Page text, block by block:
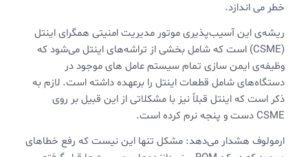
خطر می اندازد.
ریشه‌ی این آسیب‌پذیری موتور مدیریت امنیتی همگرای اینتل
(CSME) است که شامل بخشی از تراشه‌های اینتل می‌شود که
وظیفه‌ی ایمن سازی تمام سیستم عامل های موجود در
دستگاه‌های شامل قطعات اینتل را برعهده داشته است. لازم به
ذکر است که اینتل قبلاً نیز با مشکلاتی از این قبیل بر روی
CSME دست و پنجه نرم کرده است.
ارمولوف هشدار می‌دهد: مشکل تنها این نیست که رفع خطاهای